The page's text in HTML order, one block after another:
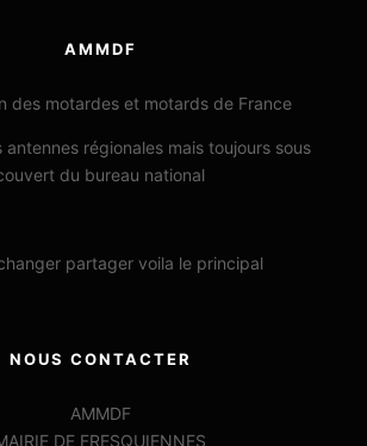
AMMDF
des motardes et motards de France
antennes régionales mais toujours sous
du bureau national
partager voila le principal
NOUS CONTACTER
AMMDF
DE FRESQUIENNES